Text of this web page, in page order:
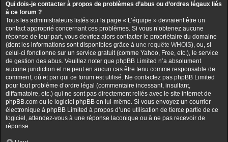
Qui dois-je contacter à propos de problèmes d’abus ou d’ordres légaux liés
à ce forum ?
Tous les administrateurs listés sur la page « L’équipe » devraient être un
contact approprié concernant ces problèmes. Si vous n’obtenez aucune
réponse de leur part, vous devriez alors contacter le propriétaire du domaine
(dont les informations sont disponibles grâce à une requête WHOIS), ou, si
celui-ci fonctionne sur un service gratuit (comme Yahoo, Free, etc.), le service
de gestion des abus. Veuillez noter que phpBB Limited n’a absolument
aucune juridiction et ne peut en aucun cas être tenu comme responsable de
comment, où et par qui ce forum est utilisé. Ne contactez pas phpBB Limited
pour tout problème d’ordre légal (commentaire incessant, insultant,
diffamatoire, etc.) qui ne sont pas directement reliés avec le site internet de
phpBB.com ou le logiciel phpBB en lui-même. Si vous envoyez un courrier
électronique à phpBB Limited à propos d’une utilisation de tierce partie de ce
logiciel, attendez-vous à une réponse laconique ou à ne pas recevoir de
réponse.